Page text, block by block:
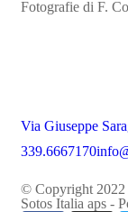
Fotografie di F.
Via Giuseppe
339.6667170
© Copyright 2022
Sotos Italia aps -